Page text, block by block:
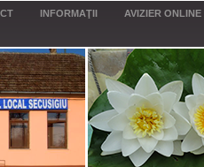
INFORMAŢII AVIZIER ONLINE